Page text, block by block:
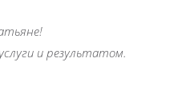
и результатом.